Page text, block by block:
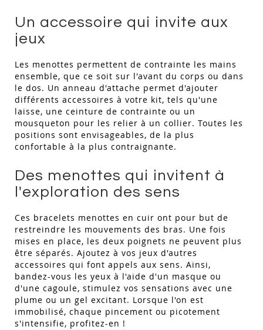
Un accessoire qui invite aux
jeux
Les menottes permettent de contrainte les mains
ensemble, que ce soit sur l'avant du corps ou dans
le dos. Un anneau d'attache permet d'ajouter
différents accessoires à votre kit, tels qu'une
laisse, une ceinture de contrainte ou un
mousqueton pour les relier à un collier. Toutes les
positions sont envisageables, de la plus
confortable à la plus contraignante.
Des menottes qui invitent à
l'exploration des sens
Ces bracelets menottes en cuir ont pour but de
restreindre les mouvements des bras. Une fois
mises en place, les deux poignets ne peuvent plus
être séparés. Ajoutez à vos jeux d'autres
accessoires qui font appels aux sens. Ainsi,
bandez-vous les yeux à l'aide d'un masque ou
d'une cagoule, stimulez vos sensations avec une
plume ou un gel excitant. Lorsque l'on est
immobilisé, chaque pincement ou picotement
s'intensifie, profitez-en !